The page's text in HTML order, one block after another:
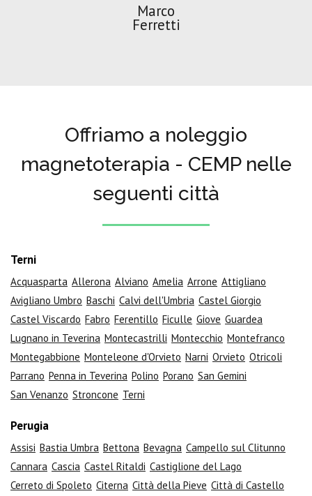
Marco
Ferretti
Offriamo a noleggio
magnetoterapia - CEMP nelle
seguenti città
Terni
Acquasparta Allerona Alviano Amelia Arrone Attigliano
Avigliano Umbro Baschi Calvi dell'Umbria Castel Giorgio
Castel Viscardo Fabro Ferentillo Ficulle Giove Guardea
Lugnano in Teverina Montecastrilli Montecchio Montefranco
Montegabbione Monteleone d'Orvieto Narni Orvieto Otricoli
Parrano Penna in Teverina Polino Porano San Gemini
San Venanzo Stroncone Terni
Perugia
Assisi Bastia Umbra Bettona Bevagna Campello sul Clitunno
Cannara Cascia Castel Ritaldi Castiglione del Lago
Cerreto di Spoleto Citerna Città della Pieve Città di Castello